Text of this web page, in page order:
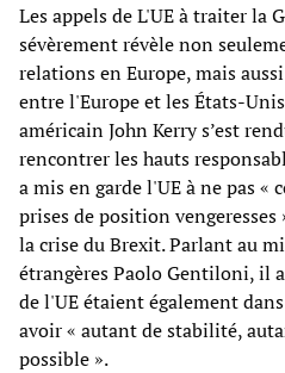
Les appels de L'UE à traiter la
sévèrement révèle non
relations en Europe, mais
entre l'Europe et les États-
américain John Kerry s’est
rencontrer les hauts
a mis en garde l'UE à ne pas «
prises de position vengeresses
la crise du Brexit. Parlant au
étrangères Paolo Gentiloni, il
de l'UE étaient également
avoir « autant de stabilité,
possible ».